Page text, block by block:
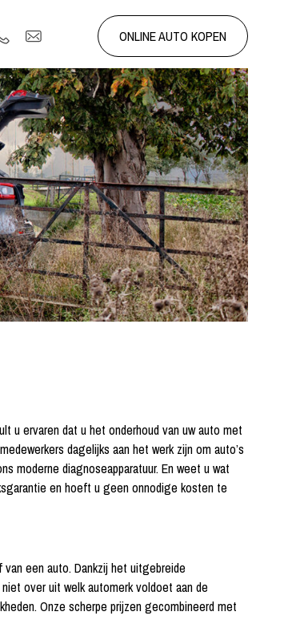
ONLINE AUTO KOPEN
u ervaren dat u het onderhoud van uw auto met
dagelijks aan het werk zijn om auto’s
moderne diagnoseapparatuur. En weet u wat
en hoeft u geen onnodige kosten te
een auto. Dankzij het uitgebreide
over uit welk automerk voldoet aan de
Onze scherpe prijzen gecombineerd met